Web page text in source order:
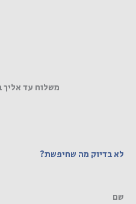
משלוח עד
לא בדיוק מה שחיפשת?
שם